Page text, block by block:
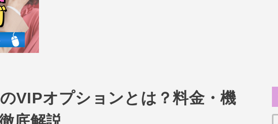
VIPオプションとは？料金・機